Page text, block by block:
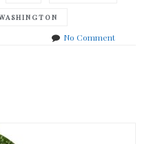
No Commenton